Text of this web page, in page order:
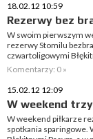
18.02.12 10:59
Rezerwy bez
W swoim pierwszym
rezerwy Stomilu
czwartoligowymi
Komentarzy: 0 »
15.02.12 12:09
W weekend
W weekend piłkarze
spotkania sparingowe.